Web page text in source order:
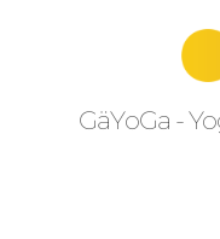
GäYoGa -